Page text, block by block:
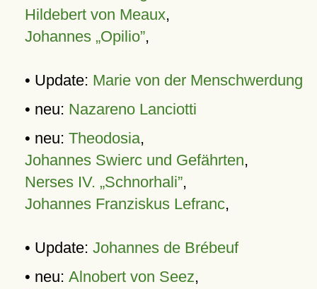
Hildebert von Meaux,
Johannes „Opilio”,
• Update: Marie von der Menschwerdung
• neu: Nazareno Lanciotti
• neu: Theodosia,
Johannes Swierc und Gefährten,
Nerses IV. „Schnorhali”,
Johannes Franziskus Lefranc,
• Update: Johannes de Brébeuf
• neu: Alnobert von Seez,